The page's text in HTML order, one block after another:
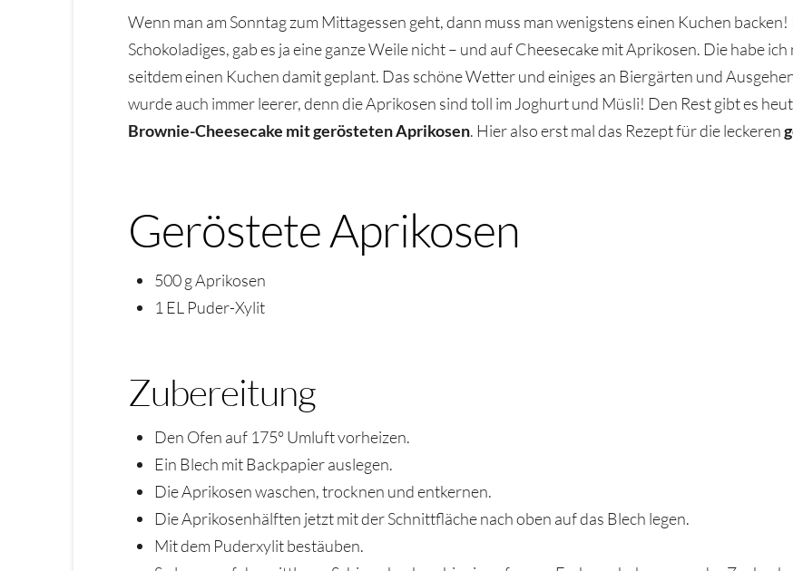
Wenn man am Sonntag zum Mittagessen geht, dann muss man wenigstens einen Kuchen
Schokoladiges, gab es ja eine ganze Weile nicht – und auf Cheesecake mit Aprikosen. Die habe
seitdem einen Kuchen damit geplant. Das schöne Wetter und einiges an Biergärten und
wurde auch immer leerer, denn die Aprikosen sind toll im Joghurt und Müsli! Den Rest gibt es
Brownie-Cheesecake mit gerösteten Aprikosen. Hier also erst mal das Rezept für die leckeren
Geröstete Aprikosen
500 g Aprikosen
1 EL Puder-Xylit
Zubereitung
Den Ofen auf 175° Umluft vorheizen.
Ein Blech mit Backpapier auslegen.
Die Aprikosen waschen, trocknen und entkernen.
Die Aprikosenhälften jetzt mit der Schnittfläche nach oben auf das Blech legen.
Mit dem Puderxylit bestäuben.